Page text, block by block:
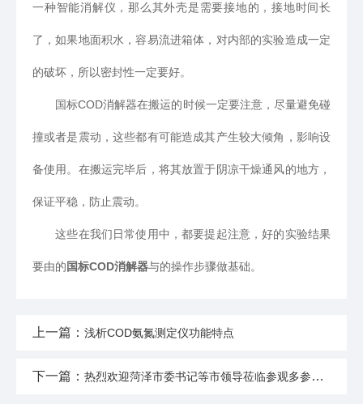
一种智能消解仪，那么其外壳是需要接地的，接地时间长
了，如果地面积水，容易流进箱体，对内部的实验造成一定
的破坏，所以密封性一定要好。
国标COD消解器在搬运的时候一定要注意，尽量避免碰
撞或者是震动，这些都有可能造成其产生较大倾角，影响设
备使用。在搬运完毕后，将其放置于阴凉干燥通风的地方，
保证平稳，防止震动。
这些在我们日常使用中，都要提起注意，好的实验结果
要由的国标COD消解器与的操作步骤做基础。
上一篇： 浅析COD氨氮测定仪功能特点
下一篇： 热烈欢迎菏泽市委书记等市领导莅临参观多参数水质分析仪